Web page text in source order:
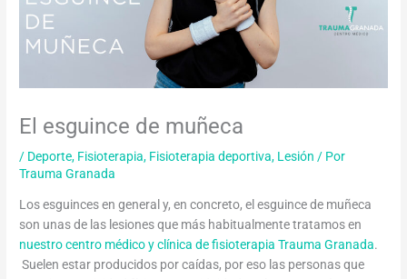
El esguince de muñeca
/ Deporte, Fisioterapia, Fisioterapia deportiva, Lesión / Por
Trauma Granada
Los esguinces en general y, en concreto, el esguince de muñeca
son unas de las lesiones que más habitualmente tratamos en
nuestro centro médico y clínica de fisioterapia Trauma Granada.
Suelen estar producidos por caídas, por eso las personas que